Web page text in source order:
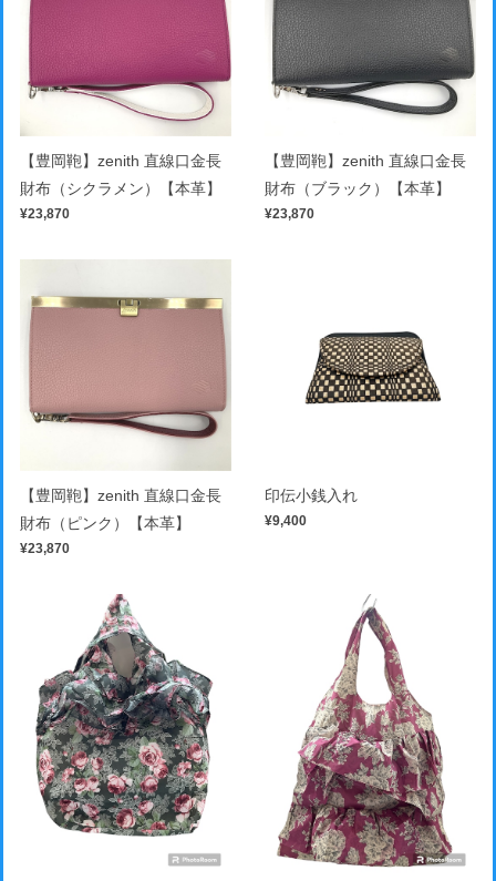
【豊岡鞄】zenith 直線口金長
財布（シクラメン）【本革】
¥23,870
【豊岡鞄】zenith 直線口金長
財布（ブラック）【本革】
¥23,870
【豊岡鞄】zenith 直線口金長
財布（ピンク）【本革】
¥23,870
印伝小銭入れ
¥9,400